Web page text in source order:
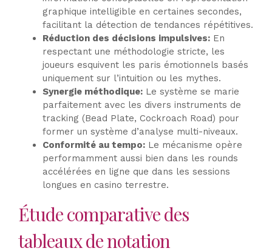
graphique intelligible en certaines secondes,
facilitant la détection de tendances répétitives.
Réduction des décisions impulsives:En
respectant une méthodologie stricte, les
joueurs esquivent les paris émotionnels basés
uniquement sur l’intuition ou les mythes.
Synergie méthodique:Le système se marie
parfaitement avec les divers instruments de
tracking (Bead Plate, Cockroach Road) pour
former un système d’analyse multi-niveaux.
Conformité au tempo:Le mécanisme opère
performamment aussi bien dans les rounds
accélérées en ligne que dans les sessions
longues en casino terrestre.
Étude comparative des
tableaux de notation